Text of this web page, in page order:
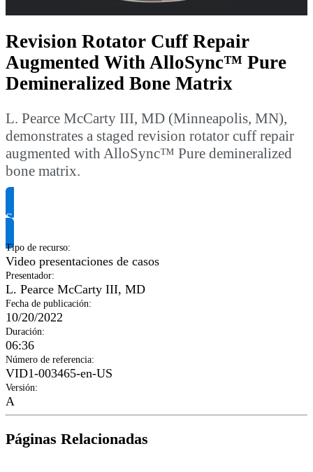
Video
Revision Rotator Cuff Repair
Augmented With AlloSync™ Pure
Demineralized Bone Matrix
L. Pearce McCarty III, MD (Minneapolis, MN),
demonstrates a staged revision rotator cuff repair
augmented with AlloSync™ Pure demineralized
bone matrix.
Solicitar información del producto
Tipo de recurso:
Video presentaciones de casos
Presentador:
L. Pearce McCarty III, MD
Fecha de publicación:
10/20/2022
Duración:
06:36
Número de referencia:
VID1-003465-en-US
Versión:
A
Páginas Relacionadas